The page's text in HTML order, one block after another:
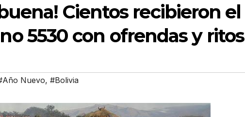
Cientos recibieron el
5530 con ofrendas y ritos
Nuevo, #Bolivia